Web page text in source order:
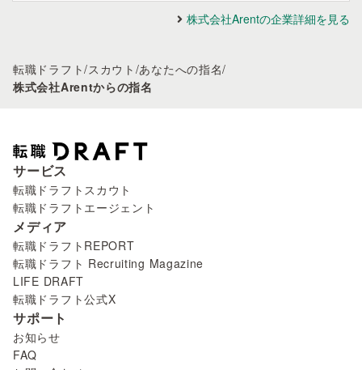
株式会社Arentの企業詳細を見る
転職ドラフト/スカウト /あなたへの指名/
株式会社Arentからの指名
サービス
転職ドラフトスカウト
転職ドラフトエージェント
メディア
転職ドラフトREPORT
転職ドラフト Recruiting Magazine
LIFE DRAFT
転職ドラフト公式X
サポート
お知らせ
FAQ